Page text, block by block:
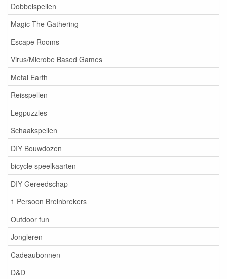
Dobbelspellen
Magic The Gathering
Escape Rooms
Virus/Microbe Based Games
Metal Earth
Reisspellen
Legpuzzles
Schaakspellen
DIY Bouwdozen
bicycle speelkaarten
DIY Gereedschap
1 Persoon Breinbrekers
Outdoor fun
Jongleren
Cadeaubonnen
D&D